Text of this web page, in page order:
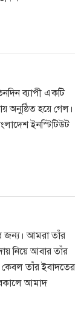
ব্যাপী একটি
অনুষ্ঠিত হয়ে গেল।
ইনস্টিটিউট
জন্য। আমরা তাঁর
নিয়ে আবার তাঁর
তাঁর ইবাদতের
আমাদ